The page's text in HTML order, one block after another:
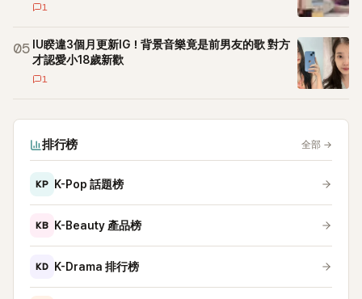
1
05 IU睽違3個月更新IG！背景音樂竟是前男友的歌 對方
才認愛小18歲新歡
1
排行榜 全部 →
KP K-Pop 話題榜
KB K-Beauty 產品榜
KD K-Drama 排行榜